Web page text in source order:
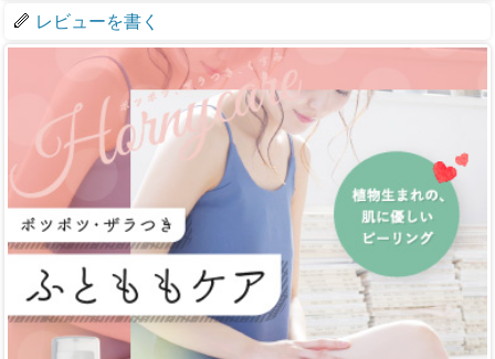
レビューを書く